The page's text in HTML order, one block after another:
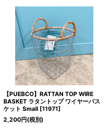
【PUEBCO】RATTAN TOP WIRE
BASKET ラタントップ ワイヤーバス
ケット Small [11971]
2,200円(税別)